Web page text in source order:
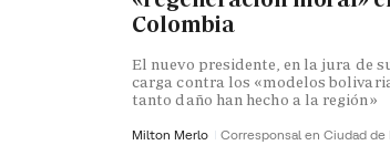
Colombia
El nuevo presidente, en la jura de
carga contra los «modelos
tanto daño han hecho a la región»
Milton Merlo Corresponsal en Ciudad de